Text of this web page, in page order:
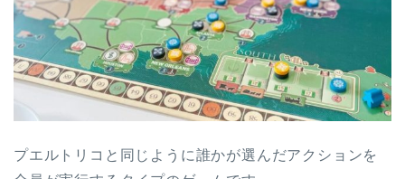
プエルトリコと同じように誰かが選んだアクションを